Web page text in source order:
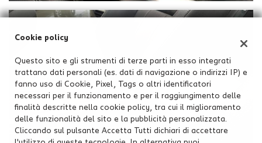
Cookie policy
Questo sito e gli strumenti di terze parti in esso integrati
trattano dati personali (es. dati di navigazione o indirizzi IP) e
fanno uso di Cookie, Pixel, Tags o altri identificatori
necessari per il funzionamento e per il raggiungimento delle
finalità descritte nella cookie policy, tra cui il miglioramento
delle funzionalità del sito e la pubblicità personalizzata.
Cliccando sul pulsante Accetta Tutti dichiari di accettare